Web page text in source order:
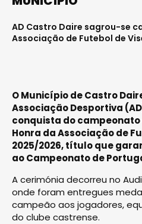
AD Castro Daire sagrou-se
Associação de Futebol de
O Município deCastro
Associação Desportiva
conquista do
Honra da Associação de
2025/2026, título que
ao Campeonato de
A cerimónia decorreu no
onde foram entregues
campeão aos jogadores,
do clube castrense.